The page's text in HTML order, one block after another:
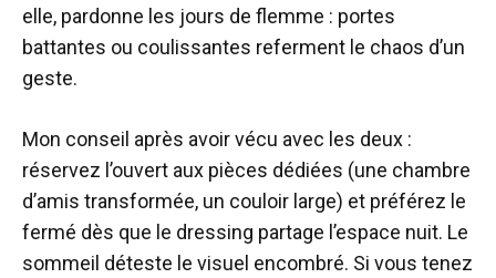
elle, pardonne les jours de flemme : portes
battantes ou coulissantes referment le chaos d’un
geste.
Mon conseil après avoir vécu avec les deux :
réservez l’ouvert aux pièces dédiées (une chambre
d’amis transformée, un couloir large) et préférez le
fermé dès que le dressing partage l’espace nuit. Le
sommeil déteste le visuel encombré. Si vous tenez